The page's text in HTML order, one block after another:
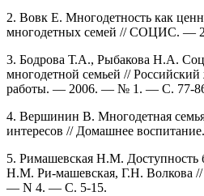
2. Вовк Е. Многодетность как
многодетных семей // СОЦИС. —
3. Бодрова Т.А., Рыбакова Н.А.
многодетной семьей //
работы. — 2006. — № 1. — С. 77-
4. Вершинин В. Многодетная
интересов // Домашнее
5. Римашевская Н.М. Доступность
Н.М. Ри-машевская, Г.Н. Волкова
— N 4. — С. 5-15.